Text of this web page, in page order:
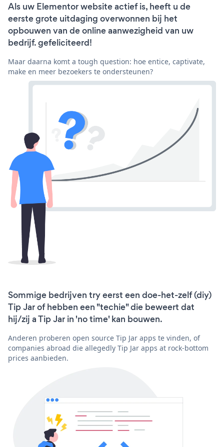
Als uw Elementor website actief is, heeft u de
eerste grote uitdaging overwonnen bij het
opbouwen van de online aanwezigheid van uw
bedrijf. gefeliciteerd!
Maar daarna komt a tough question: hoe entice, captivate,
make en meer bezoekers te ondersteunen?
Sommige bedrijven try eerst een doe-het-zelf (diy)
Tip Jar of hebben een "techie" die beweert dat
hij/zij a Tip Jar in 'no time' kan bouwen.
Anderen proberen open source Tip Jar apps te vinden, of
companies abroad die allegedly Tip Jar apps at rock-bottom
prices aanbieden.